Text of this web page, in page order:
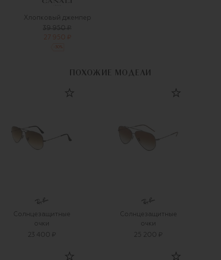
Хлопковый джемпер
39 950 ₽
27 950 ₽
%
ПОХОЖИЕ МОДЕЛИ
Солнцезащитные
очки
23 400 ₽
Солнцезащитные
очки
25 200 ₽